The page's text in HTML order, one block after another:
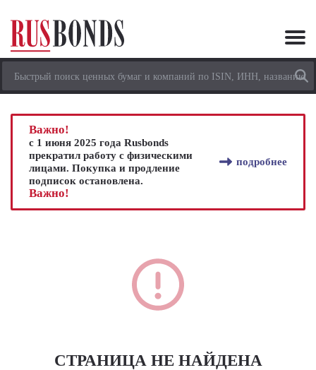
Важно!
с 1 июня 2025 года Rusbonds
прекратил работу с физическими
лицами. Покупка и продление
подписок остановлена.
подробнее
Важно!
СТРАНИЦА НЕ НАЙДЕНА